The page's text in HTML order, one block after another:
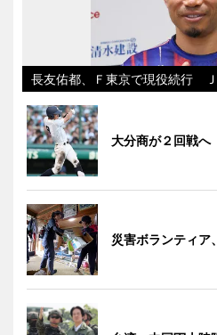
長友佑都、Ｆ東京で現役続行
大分商が２回戦
災害ボランティア